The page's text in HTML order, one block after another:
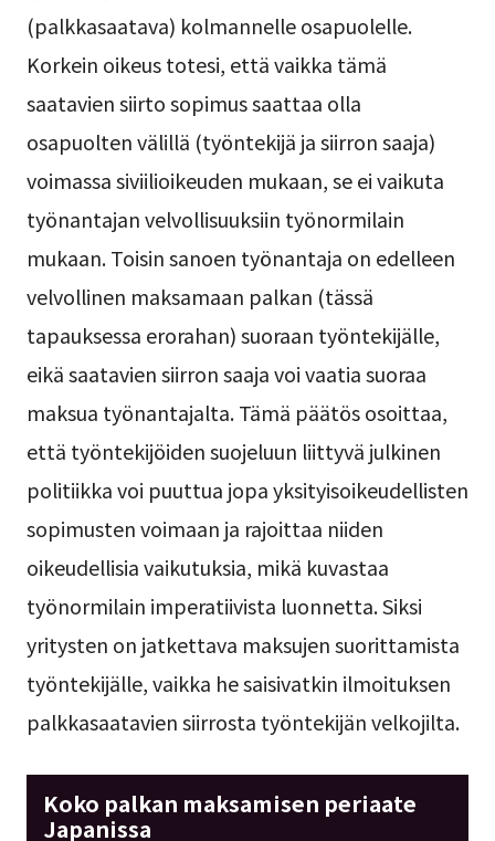
(palkkasaatava) kolmannelle osapuolelle.
Korkein oikeus totesi, että vaikka tämä
saatavien siirto sopimus saattaa olla
osapuolten välillä (työntekijä ja siirron saaja)
voimassa siviilioikeuden mukaan, se ei vaikuta
työnantajan velvollisuuksiin työnormilain
mukaan. Toisin sanoen työnantaja on edelleen
velvollinen maksamaan palkan (tässä
tapauksessa erorahan) suoraan työntekijälle,
eikä saatavien siirron saaja voi vaatia suoraa
maksua työnantajalta. Tämä päätös osoittaa,
että työntekijöiden suojeluun liittyvä julkinen
politiikka voi puuttua jopa yksityisoikeudellisten
sopimusten voimaan ja rajoittaa niiden
oikeudellisia vaikutuksia, mikä kuvastaa
työnormilain imperatiivista luonnetta. Siksi
yritysten on jatkettava maksujen suorittamista
työntekijälle, vaikka he saisivatkin ilmoituksen
palkkasaatavien siirrosta työntekijän velkojilta.
Koko palkan maksamisen periaate
Japanissa